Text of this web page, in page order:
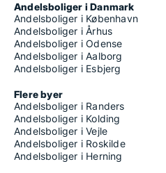
Andelsboliger i Danmark
Andelsboliger i København
Andelsboliger i Århus
Andelsboliger i Odense
Andelsboliger i Aalborg
Andelsboliger i Esbjerg
Flere byer
Andelsboliger i Randers
Andelsboliger i Kolding
Andelsboliger i Vejle
Andelsboliger i Roskilde
Andelsboliger i Herning